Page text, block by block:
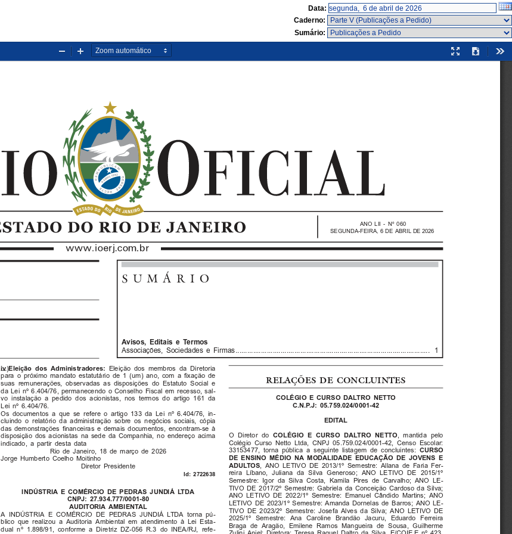
Data:
Caderno:
Sumário:
Modo
de
Download
Diminuir
zoom
Aumentar
zoom
ANO  LII  -  Nº  060
SEGUNDA-FEIRA, 6 DE ABRIL DE 2026
SUMÁRIO
Avisos,  Editais  e  Termos
Associações,  Sociedades  e  Firmas...................................................................................................  1
INDÚSTRIA  E  COMÉRCIO  DE  PEDRAS  JUNDIÁ  LTDA
CNPJ:  27.934.777/0001-80
AUDITORIA  AMBIENTAL
A  INDÚSTRIA  E  COMÉRCIO  DE  PEDRAS  JUNDIÁ  LTDA  torna  pú-
blico  que  realizou  a  Auditoria  Ambiental  em  atendimento  à  Lei  Esta-
dual  nº  1.898/91,  conforme  a  Diretriz  DZ-056  R.3  do  INEA/RJ,  refe-
RELAÇÕES  DE  CONCLUINTES
COLÉGIO  E  CURSO  DALTRO  NETTO
C.N.P.J:  05.759.024/0001-42
E D I TA L
O  Diretor  do COLÉGIO  E  CURSO  DALTRO  NETTO ,  mantida  pelo
Colégio  Curso  Netto  Ltda,  CNPJ  05.759.024/0001-42,  Censo  Escolar:
33153477,  torna  pública  a  seguinte  listagem  de  concluintes: CURSO
DE  ENSINO  MÉDIO  NA  MODALIDADE  EDUCAÇÃO  DE  JOVENS  E
A D U LTO S ,  ANO  LETIVO  DE  2013/1º  Semestre:  Allana  de  Faria  Fer-
reira  Líbano,  Juliana  da  Silva  Generoso;  ANO  LETIVO  DE  2015/1º
Semestre:  Igor  da  Silva  Costa,  Kamila  Pires  de  Carvalho;  ANO  LE-
TIVO  DE  2017/2º  Semestre:  Gabriela  da  Conceição  Cardoso  da  Silva;
ANO  LETIVO  DE  2022/1º  Semestre:  Emanuel  Cândido  Martins;  ANO
LETIVO  DE  2023/1º  Semestre:  Amanda  Dornelas  de  Barros;  ANO  LE-
TIVO  DE  2023/2º  Semestre:  Josefa  Alves  da  Silva;  ANO  LETIVO  DE
2025/1º  Semestre:  Ana  Caroline  Brandão  Jacuru,  Eduardo  Ferreira
Braga  de  Aragão,  Emilene  Ramos  Mangueira  de  Sousa,  Guilherme
iv)Eleição  dos  Administradores: Eleição  dos  membros  da  Diretoria
para  o  próximo  mandato  estatutário  de  1  (um)  ano,  com  a  fixação  de
suas  remunerações,  observadas  as  disposições  do  Estatuto  Social  e
da  Lei  nº  6.404/76,  permanecendo  o  Conselho  Fiscal  em  recesso,  sal-
vo  instalação  a  pedido  dos  acionistas,  nos  termos  do  artigo  161  da
Lei  nº  6.404/76.
Os  documentos  a  que  se  refere  o  artigo  133  da  Lei  nº  6.404/76,  in-
cluindo  o  relatório  da  administração  sobre  os  negócios  sociais,  cópia
das  demonstrações  financeiras  e  demais  documentos,  encontram-se  à
disposição  dos  acionistas  na  sede  da  Companhia,  no  endereço  acima
indicado,  a  partir  desta  data
Rio  de  Janeiro,  18  de  março  de  2026
Jorge  Humberto  Coelho  Moitinho
Diretor  Presidente
Id:  2722638